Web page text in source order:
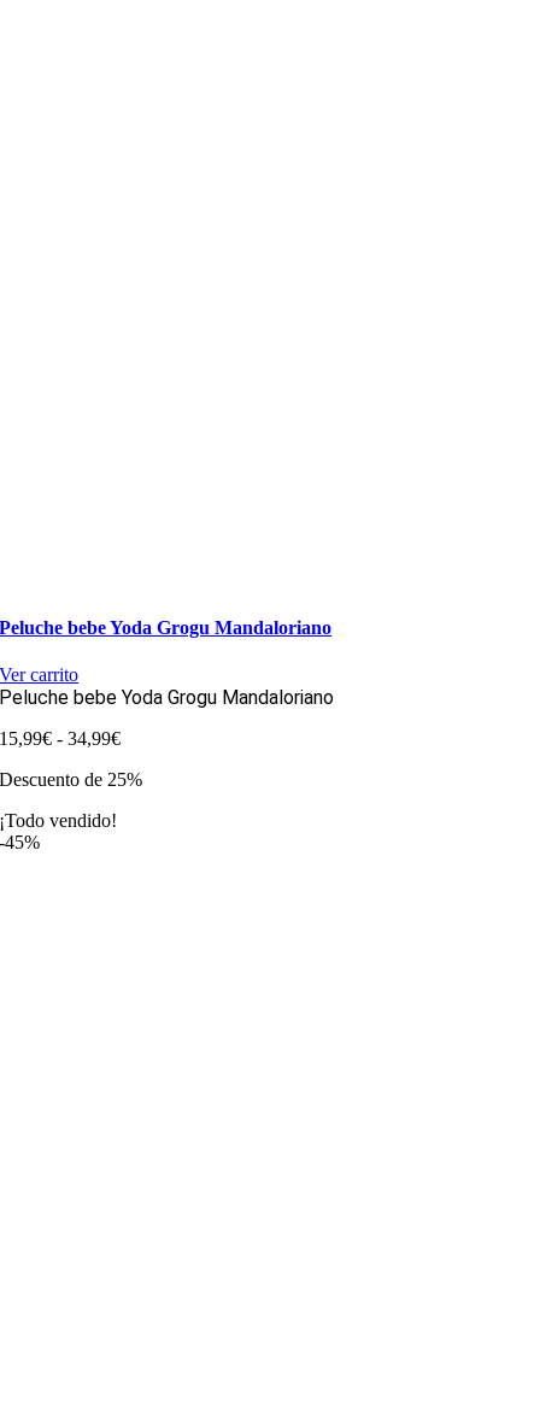
Peluche bebe Yoda Grogu Mandaloriano
Ver carrito
Peluche bebe Yoda Grogu Mandaloriano
15,99€ - 34,99€Rango
precios:
Descuento de 25%
¡Todo vendido!
-45%